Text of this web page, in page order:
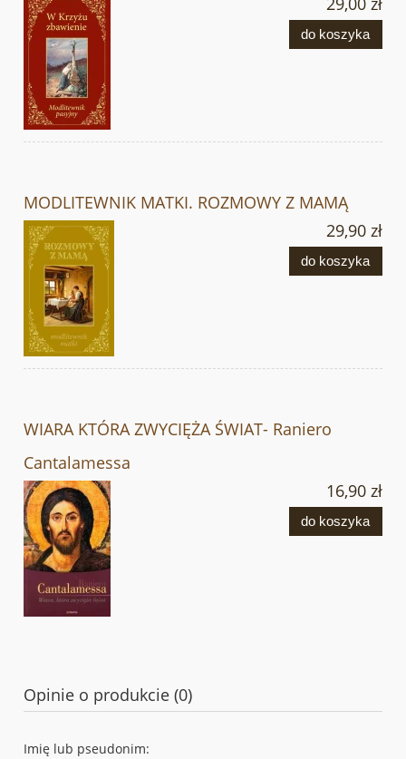
do koszyka
MODLITEWNIK MATKI. ROZMOWY Z MAMĄ
29,90 zł
do koszyka
WIARA KTÓRA ZWYCIĘŻA ŚWIAT- Raniero
Cantalamessa
16,90 zł
do koszyka
Opinie o produkcie (0)
Imię lub pseudonim: